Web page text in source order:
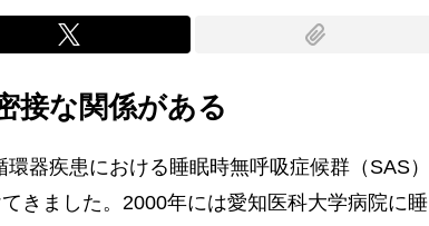
接な関係がある
器疾患における睡眠時無呼吸症候群（SAS）
きました。2000年には愛知医科大学病院に睡